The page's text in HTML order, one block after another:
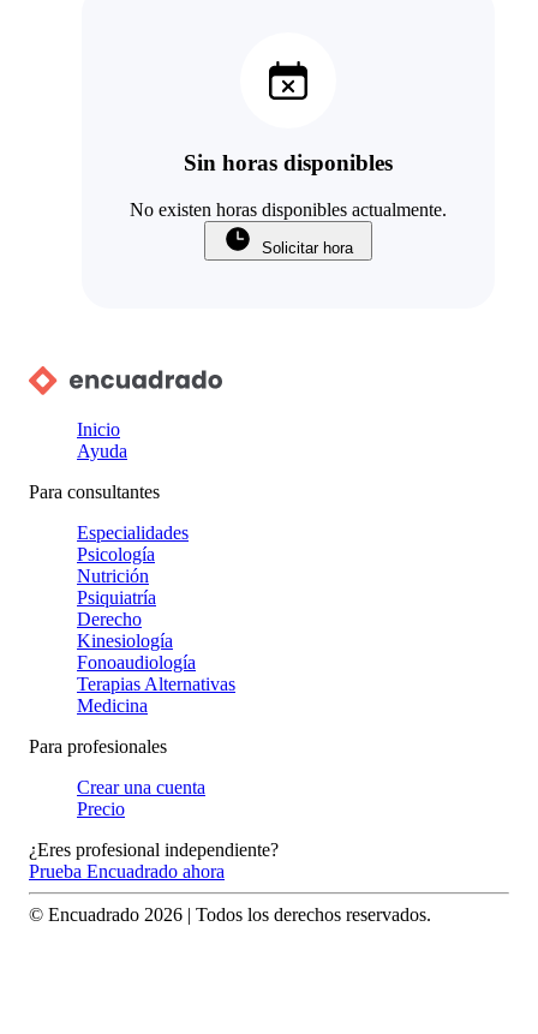
Sin horas disponibles
No existen horas disponibles actualmente.
Solicitar hora
Inicio
Ayuda
Para consultantes
Especialidades
Psicología
Nutrición
Psiquiatría
Derecho
Kinesiología
Fonoaudiología
Terapias Alternativas
Medicina
Para profesionales
Crear una cuenta
Precio
¿Eres profesional independiente?
Prueba Encuadrado ahora
© Encuadrado 2026 | Todos los derechos reservados.